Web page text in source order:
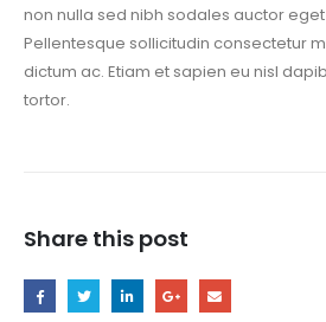
non nulla sed nibh sodales auctor
Pellentesque sollicitudin consectetur
dictum ac. Etiam et sapien eu nisl
tortor.
Share this post